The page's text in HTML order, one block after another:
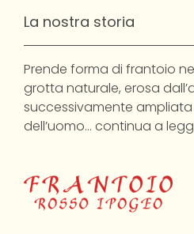
La nostra storia
Prende forma di frantoio
grotta naturale, erosa
successivamente
dell’uomo… continua a